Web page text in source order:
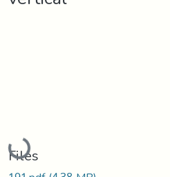
Loading...
Files